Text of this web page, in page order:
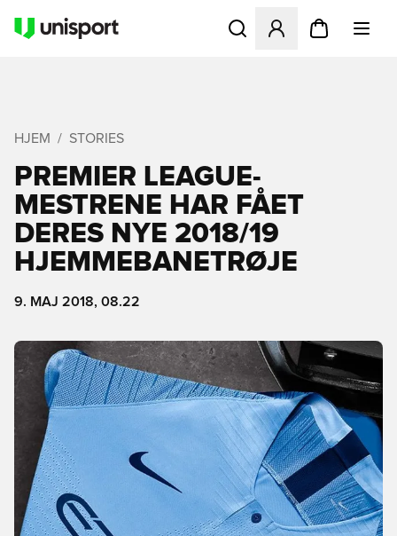
Åbner en Modal til at
HJEM STORIES
PREMIER LEAGUE-
MESTRENE HAR FÅET
DERES NYE 2018/19
HJEMMEBANETRØJE
9. MAJ 2018, 08.22